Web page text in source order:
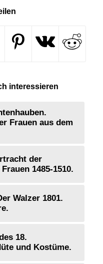
interessieren
Frauen aus dem
der
1485-1510.
Walzer 1801.
18.
und Kostüme.